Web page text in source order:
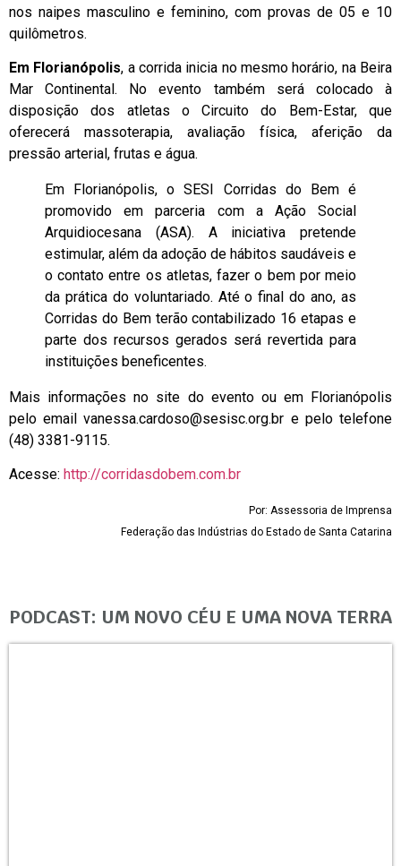
nos naipes masculino e feminino, com provas de 05 e 10
quilômetros.
Em Florianópolis, a corrida inicia no mesmo horário, na Beira
Mar Continental. No evento também será colocado à
disposição dos atletas o Circuito do Bem-Estar, que
oferecerá massoterapia, avaliação física, aferição da
pressão arterial, frutas e água.
Em Florianópolis, o SESI Corridas do Bem é
promovido em parceria com a Ação Social
Arquidiocesana (ASA). A iniciativa pretende
estimular, além da adoção de hábitos saudáveis e
o contato entre os atletas, fazer o bem por meio
da prática do voluntariado. Até o final do ano, as
Corridas do Bem terão contabilizado 16 etapas e
parte dos recursos gerados será revertida para
instituições beneficentes.
Mais informações no site do evento ou em Florianópolis
pelo emailvanessa.cardoso@sesisc.org.br e pelo telefone
(48) 3381-9115.
Acesse: http://corridasdobem.com.br
Por: Assessoria de Imprensa
Federação das Indústrias do Estado de Santa Catarina
PODCAST: UM NOVO CÉU E UMA NOVA TERRA